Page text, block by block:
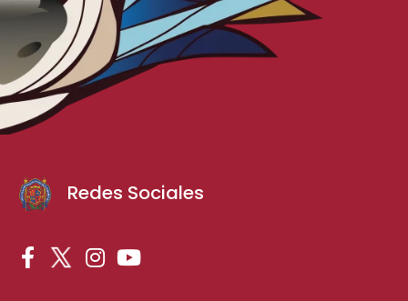
Redes Sociales